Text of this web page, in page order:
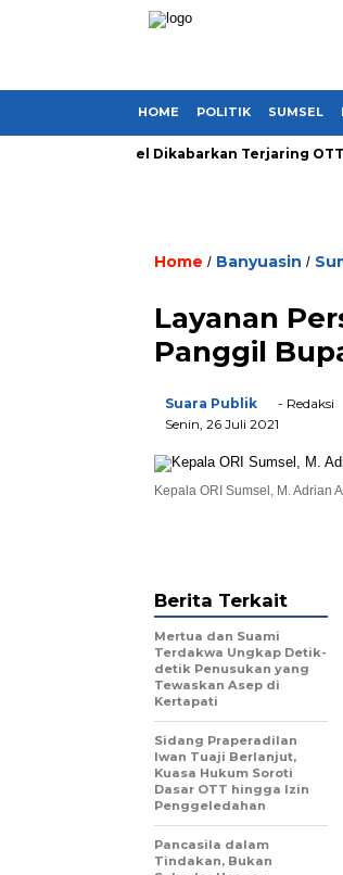
HOME POLITIK SUMSEL
di Sumsel Dikabarkan Terjaring OTT
Home / Banyuasin /
Layanan
Panggil
Suara Publik
- Redaksi
Senin, 26 Juli 2021
Kepala ORI Sumsel, M. Adrian
Berita Terkait
Mertua dan Suami
Terdakwa Ungkap Detik-
detik Penusukan yang
Tewaskan Asep di
Kertapati
Sidang Praperadilan
Iwan Tuaji Berlanjut,
Kuasa Hukum Soroti
Dasar OTT hingga Izin
Penggeledahan
Pancasila dalam
Tindakan, Bukan